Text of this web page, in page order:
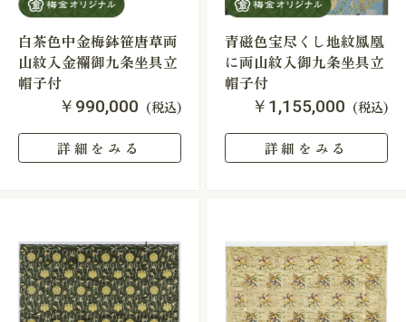
白茶色中金梅鉢笹唐草両
山紋入金襴御九条坐具立
帽子付
￥990,000 (税込)
詳細をみる
青磁色宝尽くし地紋鳳凰
に両山紋入御九条坐具立
帽子付
￥1,155,000 (税込)
詳細をみる